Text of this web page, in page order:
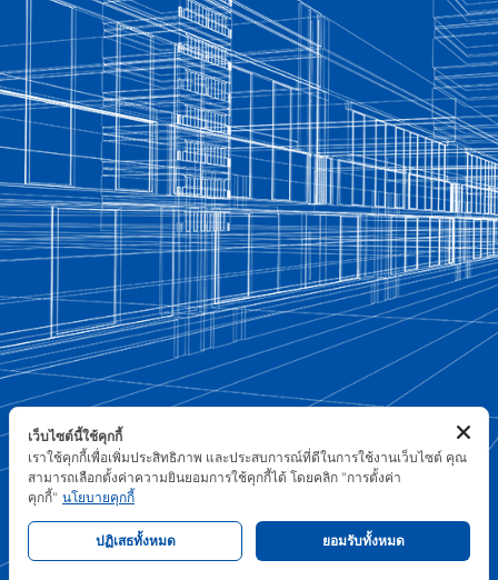
นโยบายองค์กร
เว็บไซต์นี้ใช้คุกกี้
เราใช้คุกกี้เพื่อเพิ่มประสิทธิภาพ และประสบการณ์ที่ดีในการใช้งานเว็บไซต์ คุณ
สามารถเลือกตั้งค่าความยินยอมการใช้คุกกี้ได้ โดยคลิก "การตั้งค่า
คุกกี้" นโยบายคุกกี้
ปฏิเสธทั้งหมด ยอมรับทั้งหมด